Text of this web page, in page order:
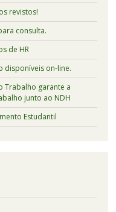
revistos!
consulta.
de HR
disponíveis on-line.
Trabalho garante a
junto ao NDH
Estudantil